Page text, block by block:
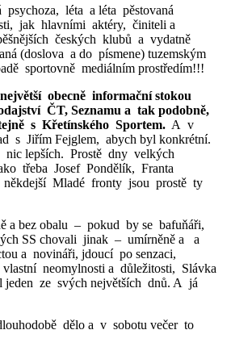
léta a léta pěstovaná
jak hlavními aktéry, činiteli a
českých klubů a vydatně
(doslova a do písmene) tuzemským
sportovně mediálním prostředím!!!
obecně informační stokou
ČT, Seznamu a tak podobně,
s Křetínského Sportem. A v
s Jiřím Fejglem, abych byl konkrétní.
lepších. Prostě dny velkých
třeba Josef Pondělík, Franta
Mladé fronty jsou prostě ty
a bez obalu – pokud by se bafuňáři,
SS chovali jinak – umírněně a a
a novináři, jdoucí po senzaci,
vlastní neomylnosti a důležitosti, Slávka
jeden ze svých největších dnů. A já
dělo a v sobotu večer to